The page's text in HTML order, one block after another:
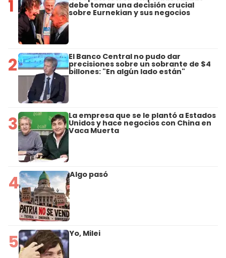
1 debe tomar una decisión crucial
sobre Eurnekian y sus negocios
2 El Banco Central no pudo dar
precisiones sobre un sobrante de $4
billones: "En algún lado están"
3 La empresa que se le plantó a Estados
Unidos y hace negocios con China en
Vaca Muerta
4 Algo pasó
5 Yo, Milei